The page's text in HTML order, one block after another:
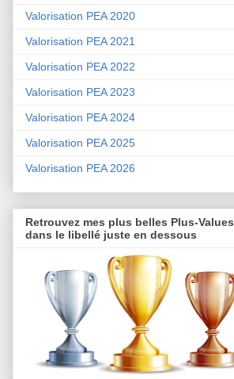
Valorisation PEA 2020
Valorisation PEA 2021
Valorisation PEA 2022
Valorisation PEA 2023
Valorisation PEA 2024
Valorisation PEA 2025
Valorisation PEA 2026
Retrouvez mes plus belles Plus-Values
dans le libellé juste en dessous